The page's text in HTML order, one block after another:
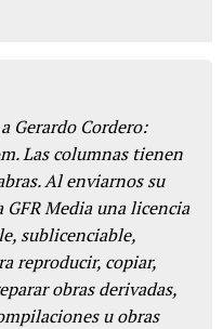
Gerardo Cordero:
Las columnas tienen
Al enviarnos su
Media una licencia
sublicenciable,
reproducir, copiar,
obras derivadas,
u obras